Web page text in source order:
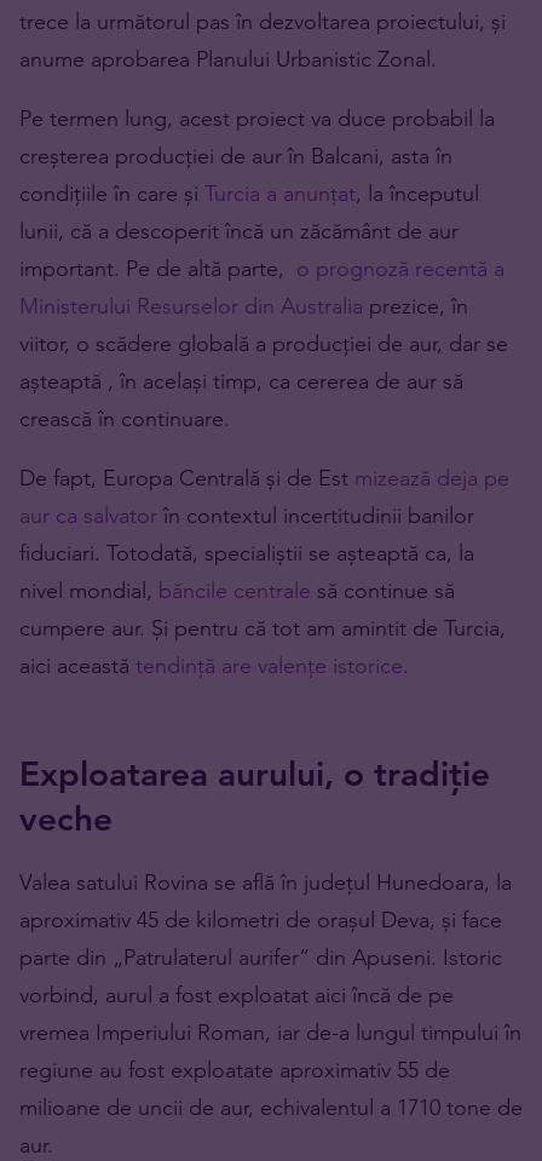
trece la următorul pas în dezvoltarea proiectului, și
anume aprobarea Planului Urbanistic Zonal.
Pe termen lung, acest proiect va duce probabil la
creșterea producției de aur în Balcani, asta în
condițiile în care și Turcia a anunțat, la începutul
lunii, că a descoperit încă un zăcământ de aur
important. Pe de altă parte, o prognoză recentă a
Ministerului Resurselor din Australia prezice, în
viitor, o scădere globală a producției de aur, dar se
așteaptă , în același timp, ca cererea de aur să
crească în continuare.
De fapt, Europa Centrală și de Est mizează deja pe
aur ca salvator în contextul incertitudinii banilor
fiduciari. Totodată, specialiștii se așteaptă ca, la
nivel mondial, băncile centrale să continue să
cumpere aur. Și pentru că tot am amintit de Turcia,
aici această tendință are valențe istorice.
Exploatarea aurului, o tradiție
veche
Valea satului Rovina se află în județul Hunedoara, la
aproximativ 45 de kilometri de orașul Deva, și face
parte din „Patrulaterul aurifer” din Apuseni. Istoric
vorbind, aurul a fost exploatat aici încă de pe
vremea Imperiului Roman, iar de-a lungul timpului în
regiune au fost exploatate aproximativ 55 de
milioane de uncii de aur, echivalentul a 1710 tone de
aur.